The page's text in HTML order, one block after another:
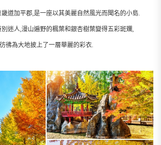
道加平郡,是一座以其美麗自然風光而聞名的小島.
迷人,漫山遍野的楓葉和銀杏樹葉變得五彩斑斕,
彷彿為大地披上了一層華麗的彩衣.